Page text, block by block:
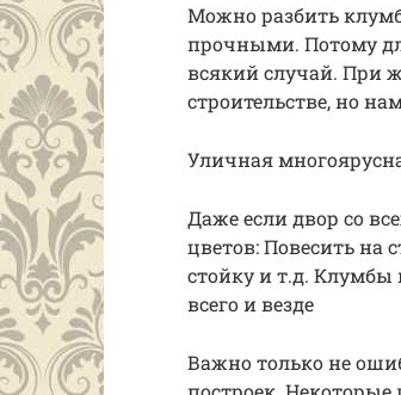
Можно разбить
прочными. Потому
всякий случай. При
строительстве, но
Уличная
Даже если двор со
цветов: Повесить на
стойку и т.д. Клумбы
всего и везде
Важно только не